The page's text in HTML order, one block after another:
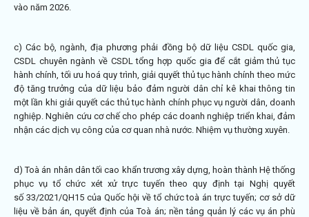
vào năm 2026.
c) Các bộ, ngành, địa phương phải đồng bộ dữ liệu CSDL quốc gia,
CSDL chuyên ngành về CSDL tổng hợp quốc gia để cắt giảm thủ tục
hành chính, tối ưu hoá quy trình, giải quyết thủ tục hành chính theo mức
độ tăng trưởng của dữ liệu bảo đảm người dân chỉ kê khai thông tin
một lần khi giải quyết các thủ tục hành chính phục vụ người dân, doanh
nghiệp. Nghiên cứu cơ chế cho phép các doanh nghiệp triển khai, đảm
nhận các dịch vụ công của cơ quan nhà nước. Nhiệm vụ thường xuyên.
d) Toà án nhân dân tối cao khẩn trương xây dựng, hoàn thành Hệ thống
phục vụ tổ chức xét xử trực tuyến theo quy định tại Nghị quyết
số 33/2021/QH15của Quốc hội về tổ chức toà án trực tuyến; cơ sở dữ
liệu về bản án, quyết định của Toà án; nền tảng quản lý các vụ án phù